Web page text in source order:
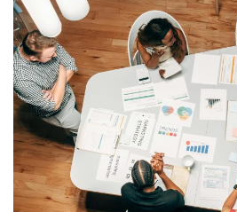
echte
Tickets
ohne
Stress
Dein
Traumurlaub
einem
Ferienhause